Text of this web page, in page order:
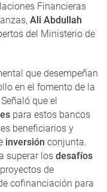
Financieras
Ali Abdullah
del Ministerio de
que desempeñan
en el fomento de la
que el
para estos bancos
beneficiarios y
inversión conjunta.
superar los desafíos
de
cofinanciación para